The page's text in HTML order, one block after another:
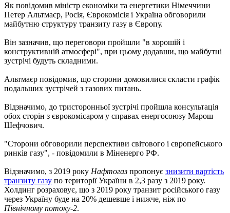
Як повідомив міністр економіки та енергетики Німеччини
Петер Альтмаєр, Росія, Єврокомісія і Україна обговорили
майбутню структуру транзиту газу в Європу.
Він зазначив, що переговори пройшли "в хорошій і
конструктивній атмосфері", при цьому додавши, що майбутні
зустрічі будуть складними.
Альтмаєр повідомив, що сторони домовилися скласти графік
подальших зустрічей з газових питань.
Відзначимо, до тристоронньої зустрічі пройшла консультація
обох сторін з єврокомісаром у справах енергосоюзу Марош
Шефчович.
"Сторони обговорили перспективи світового і європейського
ринків газу", - повідомили в Міненерго РФ.
Відзначимо, з 2019 року Нафтогаз пропонує знизити вартість
транзиту газу по території України в 2,3 разу з 2019 року.
Холдинг розраховує, що з 2019 року транзит російського газу
через Україну буде на 20% дешевше і нижче, ніж по
Північному потоку-2.